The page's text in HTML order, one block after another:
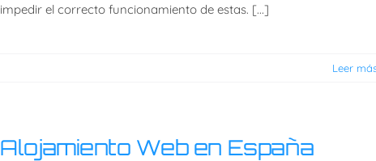
impedir el correcto funcionamiento de estas. [...]
Leer
Alojamiento Web en España